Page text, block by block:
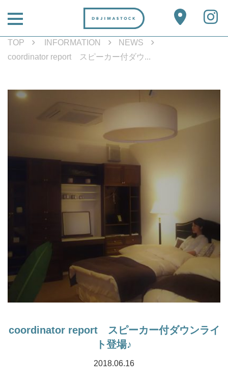
TOP INFORMATION
NEWS
coordinator report スピーカー付ダウ...
coordinator report スピーカー付ダウンライ
ト登場♪
2018.06.16